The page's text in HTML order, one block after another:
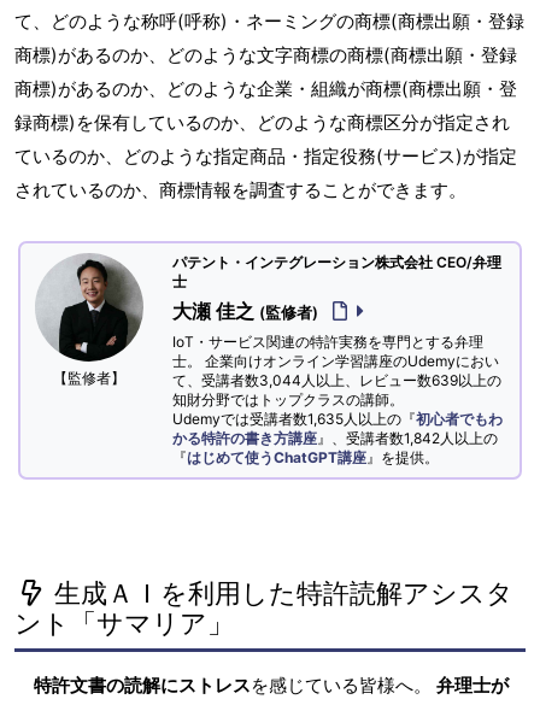
て、どのような称呼(呼称)・ネーミングの商標(商標出願・登録
商標)があるのか、どのような文字商標の商標(商標出願・登録
商標)があるのか、どのような企業・組織が商標(商標出願・登
録商標)を保有しているのか、どのような商標区分が指定され
ているのか、どのような指定商品・指定役務(サービス)が指定
されているのか、商標情報を調査することができます。
【監修者】
パテント・インテグレーション株式会社 CEO/弁理
士
大瀬 佳之 (監修者)
IoT・サービス関連の特許実務を専門とする弁理
士。 企業向けオンライン学習講座のUdemyにおい
て、受講者数3,044人以上、レビュー数639以上の
知財分野ではトップクラスの講師。
Udemyでは受講者数1,635人以上の『初心者でもわ
かる特許の書き方講座 』、受講者数1,842人以上の
『はじめて使うChatGPT講座 』を提供。
生成ＡＩを利用した特許読解アシスタ
ント「サマリア」
特許文書の読解にストレスを感じている皆様へ。 弁理士が